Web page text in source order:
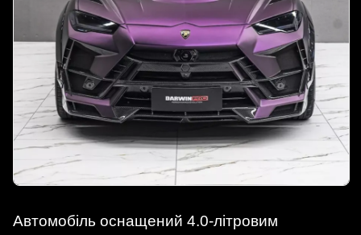
Автомобіль оснащений 4.0-літровим